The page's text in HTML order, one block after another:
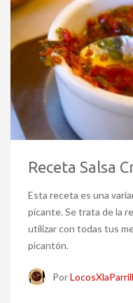
Receta Salsa
Esta receta es una
picante. Se trata de la
utilizar con todas tus
picantón.
Por